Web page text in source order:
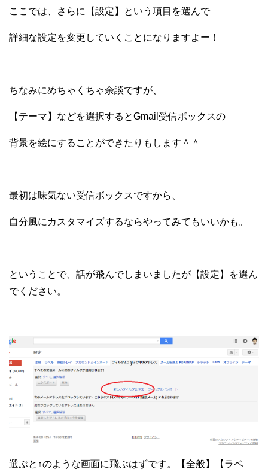
ここでは、さらに【設定】という項目を選んで
詳細な設定を変更していくことになりますよー！
ちなみにめちゃくちゃ余談ですが、
【テーマ】などを選択するとGmail受信ボックスの
背景を絵にすることができたりもします＾＾
最初は味気ない受信ボックスですから、
自分風にカスタマイズするならやってみてもいいかも。
ということで、話が飛んでしまいましたが【設定】を選ん
でください。
選ぶと↑のような画面に飛ぶはずです。【全般】【ラベ